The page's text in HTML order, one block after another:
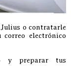
Julius o contratarle
electrónico
y preparar tus